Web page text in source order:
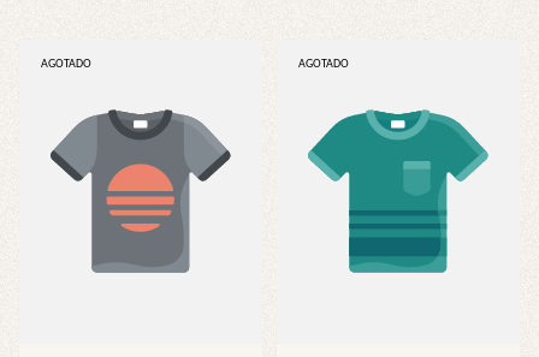
ETIQUETA
AGOTADO
ETIQUETA
AGOTADO